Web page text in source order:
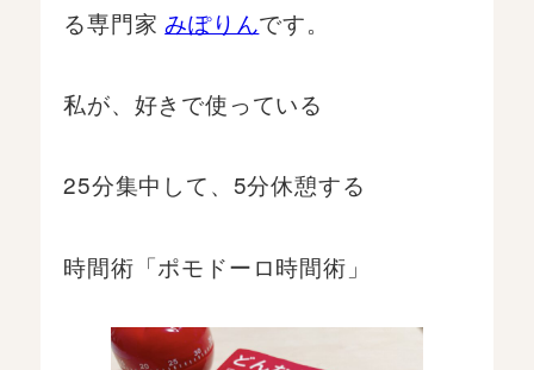
る専門家みぽりんです。
私が、好きで使っている
25分集中して、5分休憩する
時間術「ポモドーロ時間術」